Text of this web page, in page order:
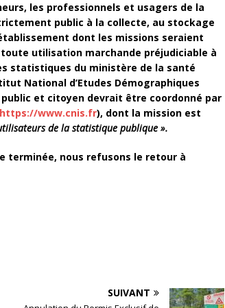
les professionnels et usagers de la
public à la collecte, au stockage
dont les missions seraient
utilisation marchande préjudiciable à
statistiques du ministère de la santé
National d’Etudes Démographiques
et citoyen devrait être coordonné par
https://www.cnis.fr), dont la mission est
de la statistique publique ».
terminée, nous refusons le retour à
SUIVANT